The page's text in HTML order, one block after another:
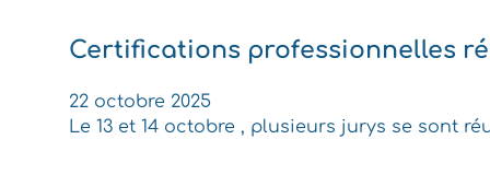
Certifications professionnelles
22 octobre 2025
Le 13 et 14 octobre , plusieurs jurys se sont